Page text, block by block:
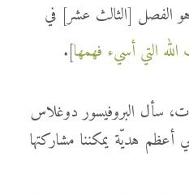
الفصل [الثالث عشر] في
التي أسيء فهمها].
سأل البروفيسور دوغلاس
هديّة يمكننا مشاركتها